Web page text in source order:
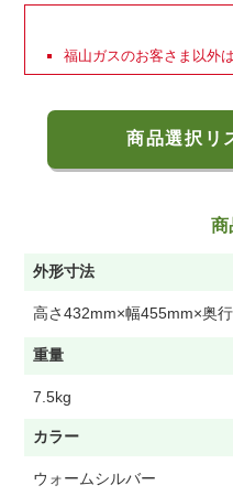
福山ガスのお客さま以外は
商品選択リ
商
外形寸法
高さ432mm×幅455mm×奥
重量
7.5kg
カラー
ウォームシルバー